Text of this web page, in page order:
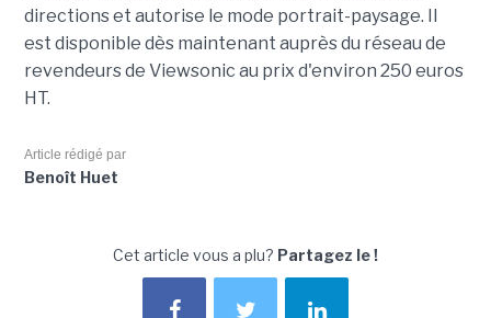
directions et autorise le mode portrait-paysage. Il
est disponible dès maintenant auprès du réseau de
revendeurs de Viewsonic au prix d'environ 250 euros
HT.
Article rédigé par
Benoît Huet
Cet article vous a plu? Partagez le !